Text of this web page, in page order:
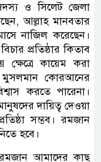
ও সিলেট জেলা
আল্লাহ মানবতার
নাজিল করেছেন।
প্রতিষ্ঠার কিতাব
ক্ষেত্রে কায়েম করা
মুসলমান কোরআনের
করতে পারেনা।
দায়িত্ব দেওয়া
সম্ভব। রমজান
হবে।
আমাদের কাছ